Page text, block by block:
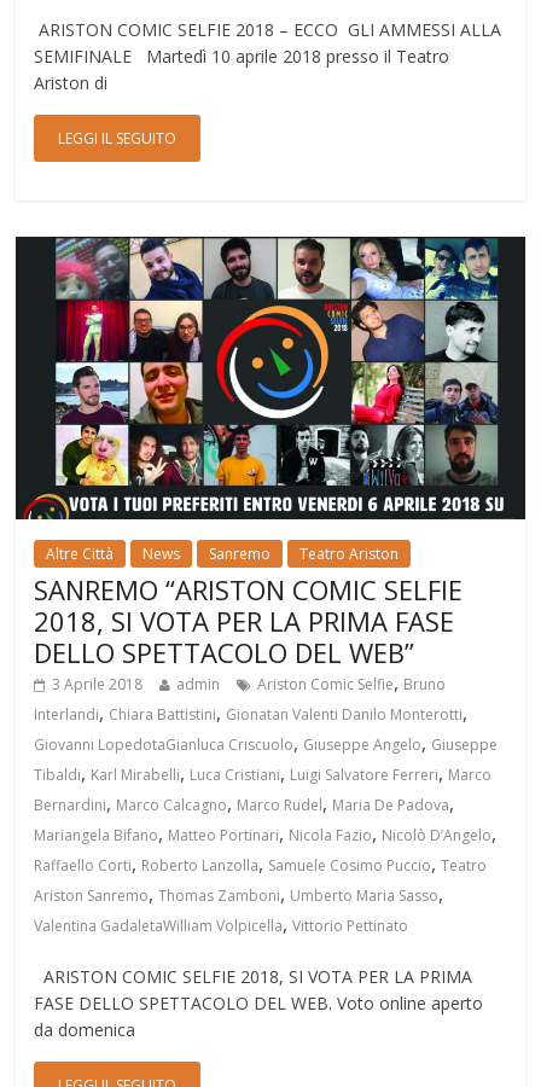
ARISTON COMIC SELFIE 2018 – ECCO GLI AMMESSI ALLA
SEMIFINALE Martedì 10 aprile 2018 presso il Teatro
Ariston di
LEGGI IL SEGUITO
Altre Città News Sanremo Teatro Ariston
SANREMO “ARISTON COMIC SELFIE
2018, SI VOTA PER LA PRIMA FASE
DELLO SPETTACOLO DEL WEB”
3 Aprile 2018 admin Ariston Comic Selfie, Bruno
Interlandi, Chiara Battistini, Gionatan Valenti Danilo Monterotti,
Giovanni LopedotaGianluca Criscuolo, Giuseppe Angelo, Giuseppe
Tibaldi, Karl Mirabelli, Luca Cristiani, Luigi Salvatore Ferreri, Marco
Bernardini, Marco Calcagno, Marco Rudel, Maria De Padova,
Mariangela Bifano, Matteo Portinari, Nicola Fazio, Nicolò D’Angelo,
Raffaello Corti, Roberto Lanzolla, Samuele Cosimo Puccio,Teatro
Ariston Sanremo,Thomas Zamboni, Umberto Maria Sasso,
Valentina GadaletaWilliam Volpicella,Vittorio Pettinato
ARISTON COMIC SELFIE 2018, SI VOTA PER LA PRIMA
FASE DELLO SPETTACOLO DEL WEB. Voto online aperto
da domenica